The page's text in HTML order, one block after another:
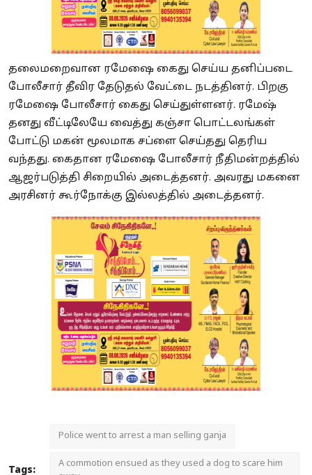
தலைமறைவான ரமேஷை கைது செய்ய தனிப்படை
போலீசார் தீவிர தேடுதல் வேட்டை நடத்தினர். பிறகு
ரமேஷை போலீசார் கைது செய்துள்ளனர். ரமேஷ்
தனது வீட்டிலேயே வைத்து கஞ்சா பொட்டலங்கள்
போட்டு மகன் மூலமாக சப்ளை செய்தது தெரிய
வந்தது. கைதான ரமேஷை போலீசார் நீதிமன்றத்தில்
ஆஜர்படுத்தி சிறையில் அடைத்தனர். அவரது மகனை
அரசினர் கூர்நோக்கு இல்லத்தில் அடைத்தனர்.
Tags:
Police went to arrest a man selling ganja
A commotion ensued as they used a dog to scare him